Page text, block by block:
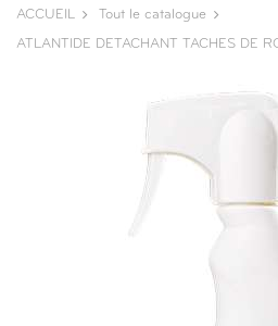
ACCUEIL Tout le catalogue
ATLANTIDE DETACHANT TACHES DE